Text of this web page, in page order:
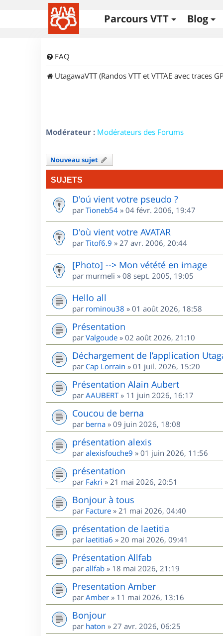
Parcours VTT Blog
FAQ
UtagawaVTT (Randos VTT et VTTAE avec traces
Modérateur : Modérateurs des Forums
Nouveau sujet
SUJETS
D'oú vient votre pseudo ?
par Tioneb54 » 04 févr. 2006, 19:47
D'où vient votre AVATAR
par Titof6.9 » 27 avr. 2006, 20:44
[Photo] --> Mon vétété en image
par murmeli » 08 sept. 2005, 19:05
Hello all
par rominou38 » 01 août 2026, 18:58
Présentation
par Valgoude » 02 août 2026, 21:10
Déchargement de l’application
par Cap Lorrain » 01 juil. 2026, 15:20
Présentation Alain Aubert
par AAUBERT» 11 juin 2026, 16:17
Coucou de berna
par berna » 09 juin 2026, 18:08
présentation alexis
par alexisfouche9 » 01 juin 2026, 11:56
présentation
par Fakri » 21 mai 2026, 20:51
Bonjour à tous
par Facture » 21 mai 2026, 04:40
présentation de laetitia
par laetitia6 » 20 mai 2026, 09:41
Présentation Allfab
par allfab » 18 mai 2026, 21:19
Presentation Amber
par Amber » 11 mai 2026, 13:16
Bonjour
par haton » 27 avr. 2026, 06:25